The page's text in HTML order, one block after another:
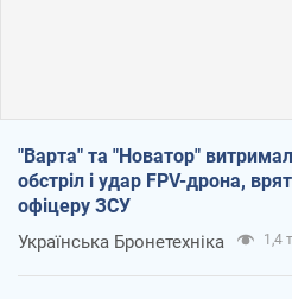
"Варта" та "Новатор"
обстріл і удар FPV-дрона,
офіцеру ЗСУ
Українська Бронетехніка 1,4 т.